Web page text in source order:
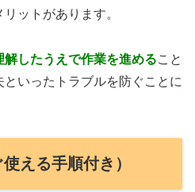
ットがあります。
したうえで作業を進めること
いったトラブルを防ぐことに
える手順付き）